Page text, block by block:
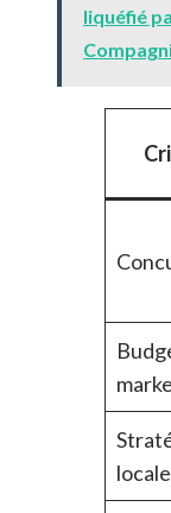
liquéfié
locale